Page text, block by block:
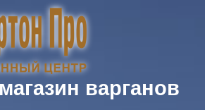
варганов